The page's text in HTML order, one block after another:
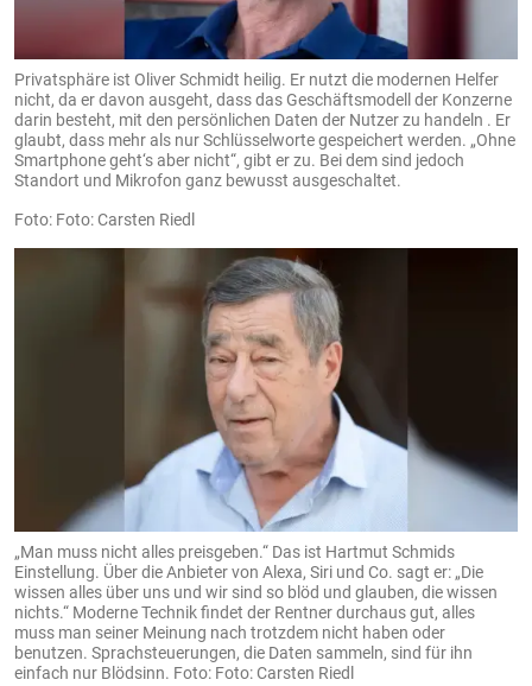
Privatsphäre ist Oliver Schmidt heilig. Er nutzt die modernen Helfer
nicht, da er davon ausgeht, dass das Geschäftsmodell der Konzerne
darin besteht, mit den persönlichen Daten der Nutzer zu handeln . Er
glaubt, dass mehr als nur Schlüsselworte gespeichert werden. „Ohne
Smartphone geht‘s aber nicht“, gibt er zu. Bei dem sind jedoch
Standort und Mikrofon ganz bewusst ausgeschaltet.
Foto: Carsten Riedl
„Man muss nicht alles preisgeben.“ Das ist Hartmut Schmids
Einstellung. Über die Anbieter von Alexa, Siri und Co. sagt er: „Die
wissen alles über uns und wir sind so blöd und glauben, die wissen
nichts.“ Moderne Technik findet der Rentner durchaus gut, alles
muss man seiner Meinung nach trotzdem nicht haben oder
benutzen. Sprachsteuerungen, die Daten sammeln, sind für ihn
einfach nur Blödsinn.
Foto: Carsten Riedl